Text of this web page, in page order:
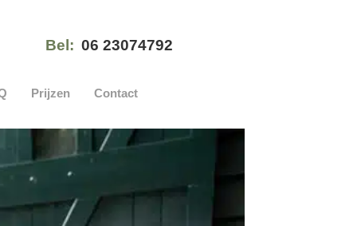
Bel: 06 23074792
Prijzen Contact